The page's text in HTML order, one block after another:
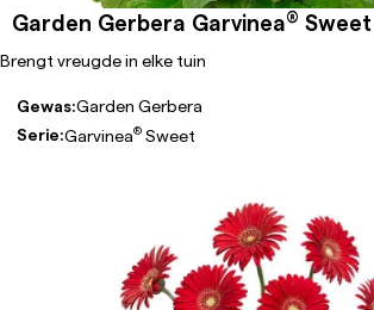
Garden Gerbera Garvinea®
Brengt vreugde in elke tuin
Gewas:Garden Gerbera
Serie:Garvinea® Sweet